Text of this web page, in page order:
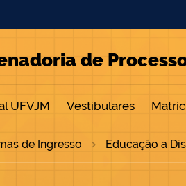
de
UFVJM Vestibulares
de Ingresso Educação a